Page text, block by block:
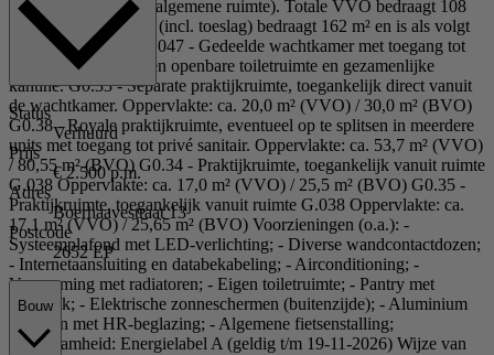
(BVO) (incl. toeslag algemene ruimte). Totale VVO bedraagt 108
m² en de totale BVO (incl. toeslag) bedraagt 162 m² en is als volgt
verdeeld: G0.31 + G.047 - Gedeelde wachtkamer met toegang tot
de praktijkruimtes, een openbare toiletruimte en gezamenlijke
kantine. G0.33 - Separate praktijkruimte, toegankelijk direct vanuit
de wachtkamer. Oppervlakte: ca. 20,0 m² (VVO) / 30,0 m² (BVO)
G0.38 - Royale praktijkruimte, eventueel op te splitsen in meerdere
units met toegang tot privé sanitair. Oppervlakte: ca. 53,7 m² (VVO)
/ 80,55 m² (BVO) G0.34 - Praktijkruimte, toegankelijk vanuit ruimte
G.038 Oppervlakte: ca. 17,0 m² (VVO) / 25,5 m² (BVO) G0.35 -
Praktijkruimte, toegankelijk vanuit ruimte G.038 Oppervlakte: ca.
17,1 m² (VVO) / 25,65 m² (BVO) Voorzieningen (o.a.): -
Systeemplafond met LED-verlichting; - Diverse wandcontactdozen;
- Internetaansluiting en databekabeling; - Airconditioning; -
Verwarming met radiatoren; - Eigen toiletruimte; - Pantry met
spoelbak; - Elektrische zonneschermen (buitenzijde); - Aluminium
kozijnen met HR-beglazing; - Algemene fietsenstalling;
Duurzaamheid: Energielabel A (geldig t/m 19-11-2026) Wijze van
Status
Verhuurd
Prijs
€ 2.500 p.m.
Adres
Boerhaavestraat 13
Postcode
2652 EP
Bouw